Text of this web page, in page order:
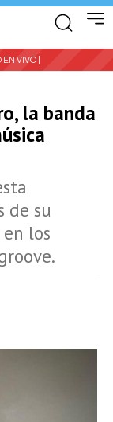
VIVO |
la banda
de su
los